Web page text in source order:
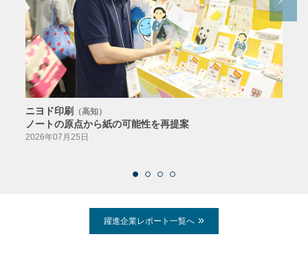
ニヨド印刷 （高知）
ノートの原点から紙の可能性を再提案
2026年07月25日
躍進企業レポート一覧へ